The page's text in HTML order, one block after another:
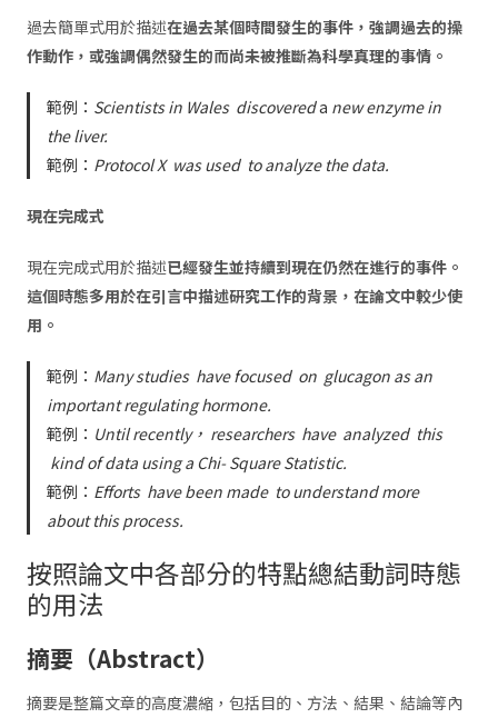
過去簡單式用於描述在過去某個時間發生的事件，強調過去的操
作動作，或強調偶然發生的而尚未被推斷為科學真理的事情。
範例： Scientists in Wales discovereda new enzyme in
the liver.
範例： Protocol X was used to analyze the data.
現在完成式
現在完成式用於描述已經發生並持續到現在仍然在進行的事件。
這個時態多用於在引言中描述研究工作的背景，在論文中較少使
用。
範例： Many studies have focused on glucagon as an
important regulating hormone.
範例： Until recently， researchers have analyzed this
kind of data using a Chi- Square Statistic.
範例： Efforts have been made to understand more
about this process.
按照論文中各部分的特點總結動詞時態
的用法
摘要（Abstract）
摘要是整篇文章的高度濃縮，包括目的、方法、結果、結論等內